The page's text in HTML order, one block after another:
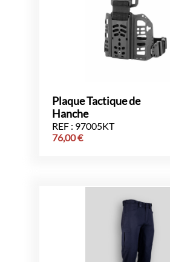
Plaque Tactique de
Hanche
REF : 97005KT
76,00€